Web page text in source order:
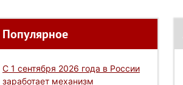
Популярное
С 1 сентября 2026 года в России
заработает механизм